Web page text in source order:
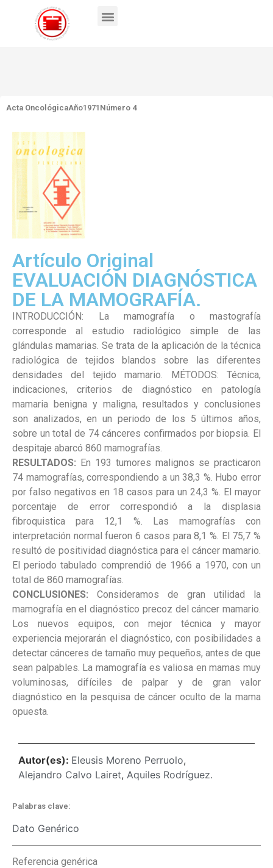
Acta OncológicaAño1971 Número 4
Artículo Original
EVALUACIÓN DIAGNÓSTICA
DE LA MAMOGRAFÍA.
INTRODUCCIÓN: La mamografía o mastografía
corresponde al estudio radiológico simple de las
glándulas mamarias. Se trata de la aplicación de la técnica
radiológica de tejidos blandos sobre las diferentes
densidades del tejido mamario. MÉTODOS: Técnica,
indicaciones, criterios de diagnóstico en patología
mamaria benigna y maligna, resultados y conclusiones
son analizados, en un periodo de los 5 últimos años,
sobre un total de 74 cánceres confirmados por biopsia. El
despitaje abarcó 860 mamografías.
RESULTADOS: En 193 tumores malignos se practicaron
74 mamografías, correspondiendo a un 38,3 %. Hubo error
por falso negativos en 18 casos para un 24,3 %. El mayor
porcentaje de error correspondió a la displasia
fibroquistica para 12,1 %. Las mamografías con
interpretación normal fueron 6 casos para 8,1 %. El 75,7 %
resultó de positividad diagnóstica para el cáncer mamario.
El periodo tabulado comprendió de 1966 a 1970, con un
total de 860 mamografías.
CONCLUSIONES: Consideramos de gran utilidad la
mamografía en el diagnóstico precoz del cáncer mamario.
Los nuevos equipos, con mejor técnica y mayor
experiencia mejorarán el diagnóstico, con posibilidades a
detectar cánceres de tamaño muy pequeños, antes de que
sean palpables. La mamografía es valiosa en mamas muy
voluminosas, difíciles de palpar y de gran valor
diagnóstico en la pesquisa de cáncer oculto de la mama
opuesta.
Autor(es): Eleusis Moreno Perruolo,
Alejandro Calvo Lairet, Aquiles Rodríguez.
Palabras clave:
Dato Genérico
Referencia genérica